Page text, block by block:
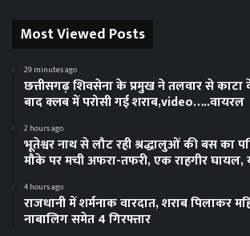
Most Viewed Posts
29 minutes ago
छत्तीसगढ़ शिवसेना के प्रमुख ने तलवार से
बाद क्लब में परोसी गई शराब,video…..वायरल
2 hours ago
भूतेश्वर नाथ से लौट रही श्रद्धालुओं की बस का
मौके पर मची अफरा-तफरी, एक राहगीर घायल,
4 hours ago
राजधानी में शर्मनाक वारदात, शराब पिलाकर
नाबालिग समेत 4 गिरफ्तार